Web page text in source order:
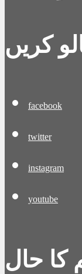
کریں
facebook
twitter
instagram
youtube
کا حال